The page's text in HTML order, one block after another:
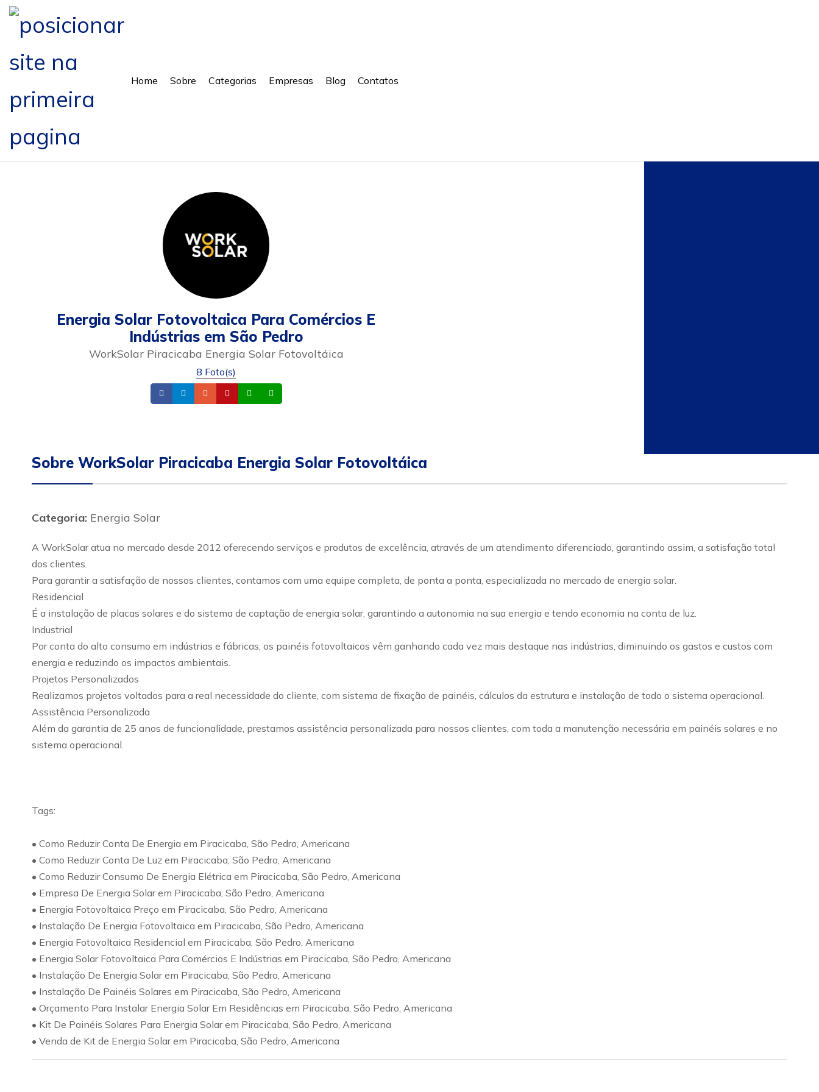
Home Sobre Categorias Empresas Blog Contatos
Energia Solar Fotovoltaica Para Comércios E
Indústrias em São Pedro
WorkSolar Piracicaba Energia Solar Fotovoltáica
8 Foto(s)
FacebookInstagram
Email Site Whatsapp
Sobre WorkSolar Piracicaba Energia Solar Fotovoltáica
Categoria: Energia Solar
A WorkSolar atua no mercado desde 2012 oferecendo serviços e produtos de excelência, através de um atendimento diferenciado, garantindo assim, a satisfação total
dos clientes.
Para garantir a satisfação de nossos clientes, contamos com uma equipe completa, de ponta a ponta, especializada no mercado de energia solar.
Residencial
É a instalação de placas solares e do sistema de captação de energia solar, garantindo a autonomia na sua energia e tendo economia na conta de luz.
Industrial
Por conta do alto consumo em indústrias e fábricas, os painéis fotovoltaicos vêm ganhando cada vez mais destaque nas indústrias, diminuindo os gastos e custos com
energia e reduzindo os impactos ambientais.
Projetos Personalizados
Realizamos projetos voltados para a real necessidade do cliente, com sistema de fixação de painéis, cálculos da estrutura e instalação de todo o sistema operacional.
Assistência Personalizada
Além da garantia de 25 anos de funcionalidade, prestamos assistência personalizada para nossos clientes, com toda a manutenção necessária em painéis solares e no
sistema operacional.
Tags:
• Como Reduzir Conta De Energia em Piracicaba, São Pedro, Americana
• Como Reduzir Conta De Luz em Piracicaba, São Pedro, Americana
• Como Reduzir Consumo De Energia Elétrica em Piracicaba, São Pedro, Americana
• Empresa De Energia Solar em Piracicaba, São Pedro, Americana
• Energia Fotovoltaica Preço em Piracicaba, São Pedro, Americana
• Instalação De Energia Fotovoltaica em Piracicaba, São Pedro, Americana
• Energia Fotovoltaica Residencial em Piracicaba, São Pedro, Americana
• Energia Solar Fotovoltaica Para Comércios E Indústrias em Piracicaba, São Pedro, Americana
• Instalação De Energia Solar em Piracicaba, São Pedro, Americana
• Instalação De Painéis Solares em Piracicaba, São Pedro, Americana
• Orçamento Para Instalar Energia Solar Em Residências em Piracicaba, São Pedro, Americana
• Kit De Painéis Solares Para Energia Solar em Piracicaba, São Pedro, Americana
• Venda de Kit de Energia Solar em Piracicaba, São Pedro, Americana